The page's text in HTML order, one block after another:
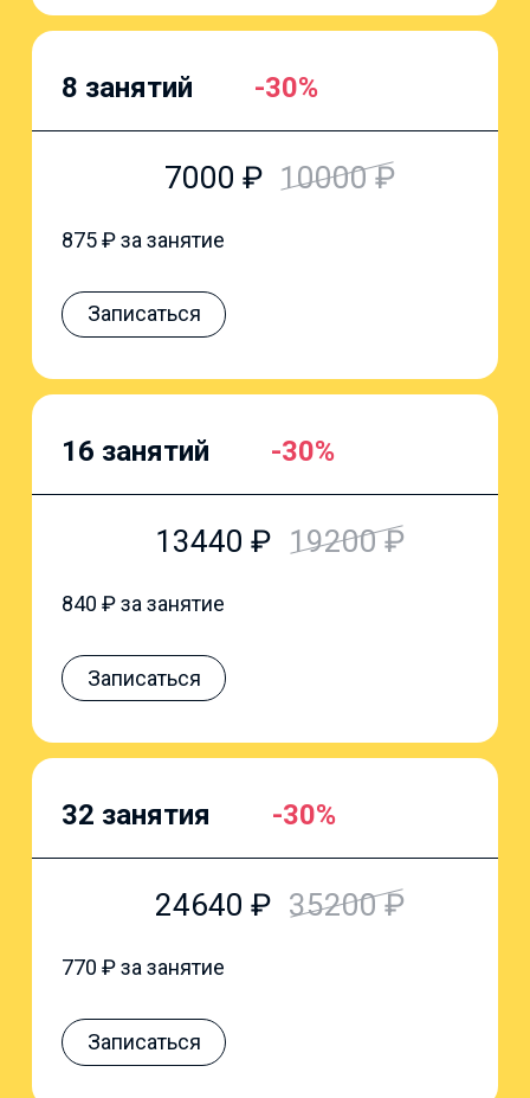
8 занятий -30%
7000 ₽ 10000₽
875₽ за занятие
Записаться
16 занятий -30%
13440 ₽ 19200₽
840 ₽ за занятие
Записаться
32 занятия -30%
24640 ₽ 35200₽
770 ₽ за занятие
Записаться